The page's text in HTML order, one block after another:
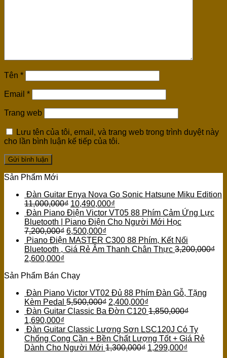
Tên *
Email *
Trang web
Lưu tên của tôi, email, và trang web trong trình duyệt này
cho lần bình luận kế tiếp của tôi.
Sản Phẩm Mới
Đàn Guitar Enya Nova Go Sonic Hatsune Miku Edition
11,000,000₫ 10,490,000₫
Đàn Piano Điện Victor VT05 88 Phím Cảm Ứng Lực
Bluetooth | Piano Điện Cho Người Mới Học
7,200,000₫ 6,500,000₫
Piano Điện MASTER C300 88 Phím, Kết Nối
Bluetooth , Giá Rẻ Âm Thanh Chân Thực 3,200,000₫
2,600,000₫
Sản Phẩm Bán Chạy
Đàn Piano Victor VT02 Đủ 88 Phím Đàn Gỗ, Tặng
Kèm Pedal 5,500,000₫ 2,400,000₫
Đàn Guitar Classic Ba Đờn C120 1,850,000₫
1,690,000₫
Đàn Guitar Classic Lương Sơn LSC120J Có Ty
Chống Cong Cần + Bền Chất Lượng Tốt + Giá Rẻ
Dành Cho Người Mới 1,300,000₫ 1,299,000₫